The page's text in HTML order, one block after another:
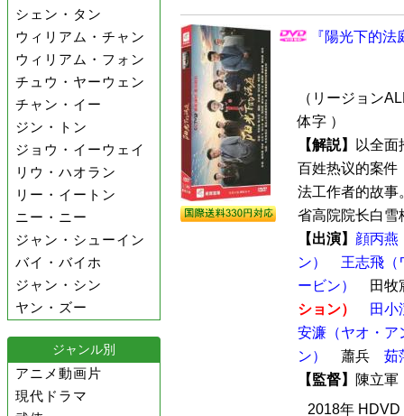
シェン・タン
ウィリアム・チャン
ウィリアム・フォン
チュウ・ヤーウェン
チャン・イー
ジン・トン
ジョウ・イーウェイ
リウ・ハオラン
リー・イートン
ニー・ニー
ジャン・シューイン
バイ・バイホ
ジャン・シン
ヤン・ズー
ジャンル別
アニメ動画片
現代ドラマ
『陽光下的
（リージョン
体字 ）
【解説】
以全
百姓热议的案件
法工作者的故事
省高院院长白雪
【出演】 顔丙燕
ン）
王志飛（
ービン）
田
ション）
田小
安濂（ヤオ・ア
ン）
蕭兵 茹
【監督】
陳立
2018年